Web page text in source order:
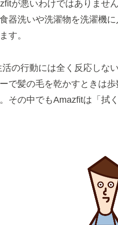
が悪いわけではありませ
器洗いや洗濯物を洗濯機
す。
の行動には全く反応しな
で髪の毛を乾かすときは
その中でもAmazfitは「拭